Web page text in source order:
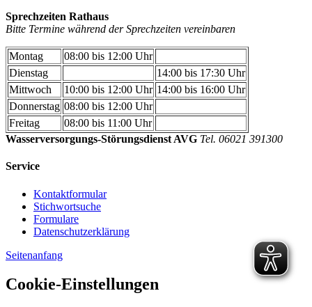
Sprechzeiten Rathaus
Bitte Termine während der Sprechzeiten vereinbaren
Montag
08:00 bis 12:00 Uhr
Dienstag
14:00 bis 17:30 Uhr
Mittwoch
10:00 bis 12:00 Uhr 14:00 bis 16:00 Uhr
Donnerstag 08:00 bis 12:00 Uhr
Freitag
08:00 bis 11:00 Uhr
Wasserversorgungs-Störungsdienst AVG Tel. 06021 391300
Service
Kontaktformular
Stichwortsuche
Formulare
Datenschutzerklärung
Seitenanfang
Cookie-Einstellungen